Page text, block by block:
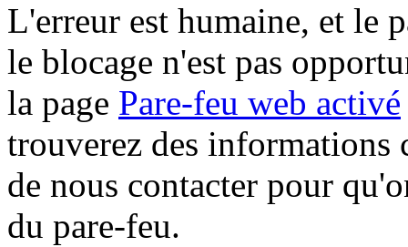
L'erreur est humaine, et le
le blocage n'est pas
la page Pare-feu web activé
trouverez des informations
de nous contacter pour
du pare-feu.